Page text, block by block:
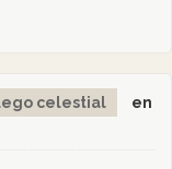
celestial
en